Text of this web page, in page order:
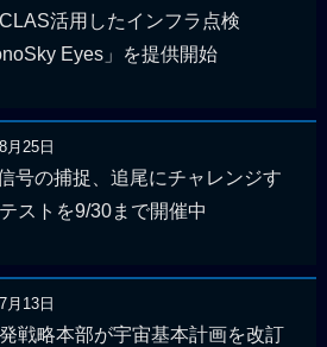
活用したインフラ点検
Eyes」を提供開始
月25日
号の捕捉、追尾にチャレンジす
ストを9/30まで開催中
月13日
戦略本部が宇宙基本計画を改訂